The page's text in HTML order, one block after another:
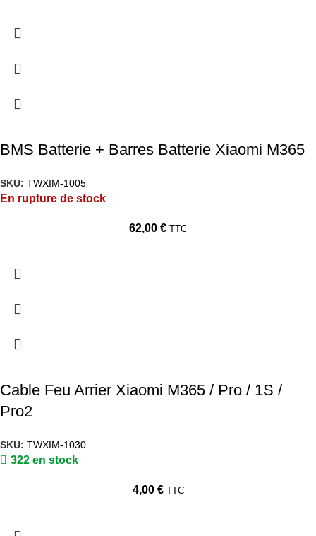
BMS Batterie + Barres Batterie Xiaomi M365
SKU: TWXIM-1005
En rupture de stock
62,00 € TTC
Cable Feu Arrier Xiaomi M365 / Pro / 1S /
Pro2
SKU: TWXIM-1030
322 en stock
4,00 € TTC